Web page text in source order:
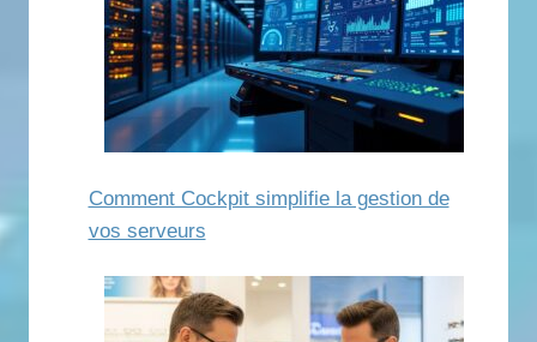
Comment Cockpit simplifie la gestion de
vos serveurs